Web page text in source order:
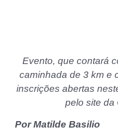
Evento, que contará
caminhada de 3 km e
inscrições abertas
pelo site da
Por Matilde Basilio